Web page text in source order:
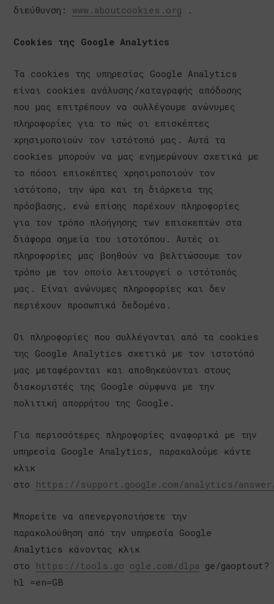
διεύθυνση: www.aboutcookies.org .
Cookies της Google Analytics
Τα cookies της υπηρεσίας Google Analytics
είναι cookies ανάλυσης/καταγραφής απόδοσης
που μας επιτρέπουν να συλλέγουμε ανώνυμες
πληροφορίες για το πώς οι επισκέπτες
χρησιμοποιούν τον ιστότοπό μας. Αυτά τα
cookies μπορούν να μας ενημερώνουν σχετικά με
το πόσοι επισκέπτες χρησιμοποιούν τον
ιστότοπο, την ώρα και τη διάρκεια της
πρόσβασης, ενώ επίσης παρέχουν πληροφορίες
για τον τρόπο πλοήγησης των επισκεπτών στα
διάφορα σημεία του ιστοτόπου. Αυτές οι
πληροφορίες μας βοηθούν να βελτιώσουμε τον
τρόπο με τον οποίο λειτουργεί ο ιστότοπός
μας. Είναι ανώνυμες πληροφορίες και δεν
περιέχουν προσωπικά δεδομένα.
Οι πληροφορίες που συλλέγονται από τα cookies
της Google Analytics σχετικά με τον ιστοτόπό
μας μεταφέρονται και αποθηκεύονται στους
διακομιστές της Google σύμφωνα με την
πολιτική απορρήτου της Google.
Για περισσότερες πληροφορίες αναφορικά με την
υπηρεσία Google Analytics, παρακαλούμε κάντε
κλικ
στο https://support.google.com/analytics/answer/
Μπορείτε να απενεργοποιήσετε την
παρακολούθηση από την υπηρεσία Google
Analytics κάνοντας κλικ
στο https://tools.go ogle.com/dlpa ge/gaoptout?
hl =en=GB